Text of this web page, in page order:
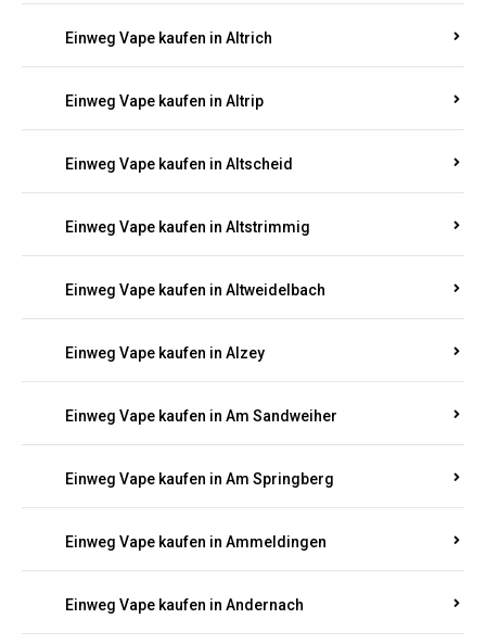
Einweg Vape kaufen in Altrich
Einweg Vape kaufen in Altrip
Einweg Vape kaufen in Altscheid
Einweg Vape kaufen in Altstrimmig
Einweg Vape kaufen in Altweidelbach
Einweg Vape kaufen in Alzey
Einweg Vape kaufen in Am Sandweiher
Einweg Vape kaufen in Am Springberg
Einweg Vape kaufen in Ammeldingen
Einweg Vape kaufen in Andernach